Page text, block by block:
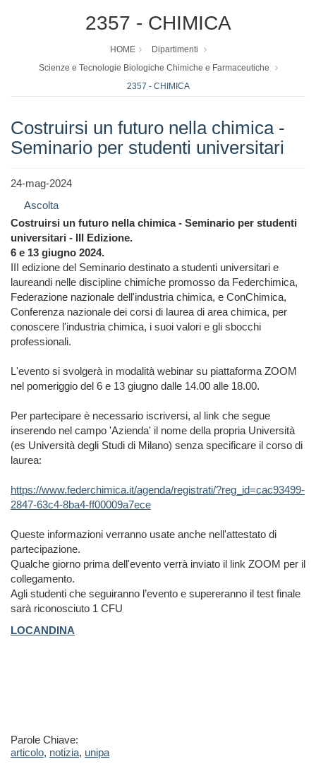
2357 - CHIMICA
HOME
Dipartimenti
Scienze e Tecnologie Biologiche Chimiche e Farmaceutiche
2357 - CHIMICA
Costruirsi un futuro nella chimica -
Seminario per studenti universitari
24-mag-2024
Ascolta
Costruirsi un futuro nella chimica - Seminario per studenti
universitari - III Edizione.
6 e 13 giugno 2024.
III edizione del Seminario destinato a studenti universitari e
laureandi nelle discipline chimiche promosso da Federchimica,
Federazione nazionale dell'industria chimica, e ConChimica,
Conferenza nazionale dei corsi di laurea di area chimica, per
conoscere l'industria chimica, i suoi valori e gli sbocchi
professionali.
L'evento si svolgerà in modalità webinar su piattaforma ZOOM
nel pomeriggio del 6 e 13 giugno dalle 14.00 alle 18.00.
Per partecipare è necessario iscriversi, al link che segue
inserendo nel campo 'Azienda' il nome della propria Università
(es Università degli Studi di Milano) senza specificare il corso di
laurea:
https://www.federchimica.it/agenda/registrati/?reg_id=cac93499-
2847-63c4-8ba4-ff00009a7ece
Queste informazioni verranno usate anche nell'attestato di
partecipazione.
Qualche giorno prima dell'evento verrà inviato il link ZOOM per il
collegamento.
Agli studenti che seguiranno l’evento e supereranno il test finale
sarà riconosciuto 1 CFU
LOCANDINA
Parole Chiave:
articolo, notizia, unipa